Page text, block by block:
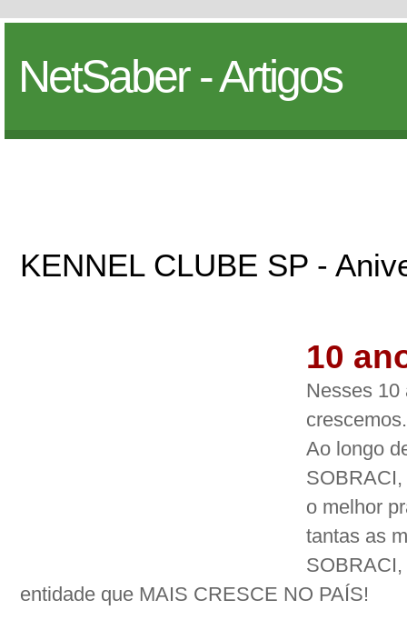
NetSaber - Artigos
KENNEL CLUBE SP -
10
Nesses 10
Ao longo
o melhor
tantas as
entidade que MAIS CRESCE NO PAÍS!